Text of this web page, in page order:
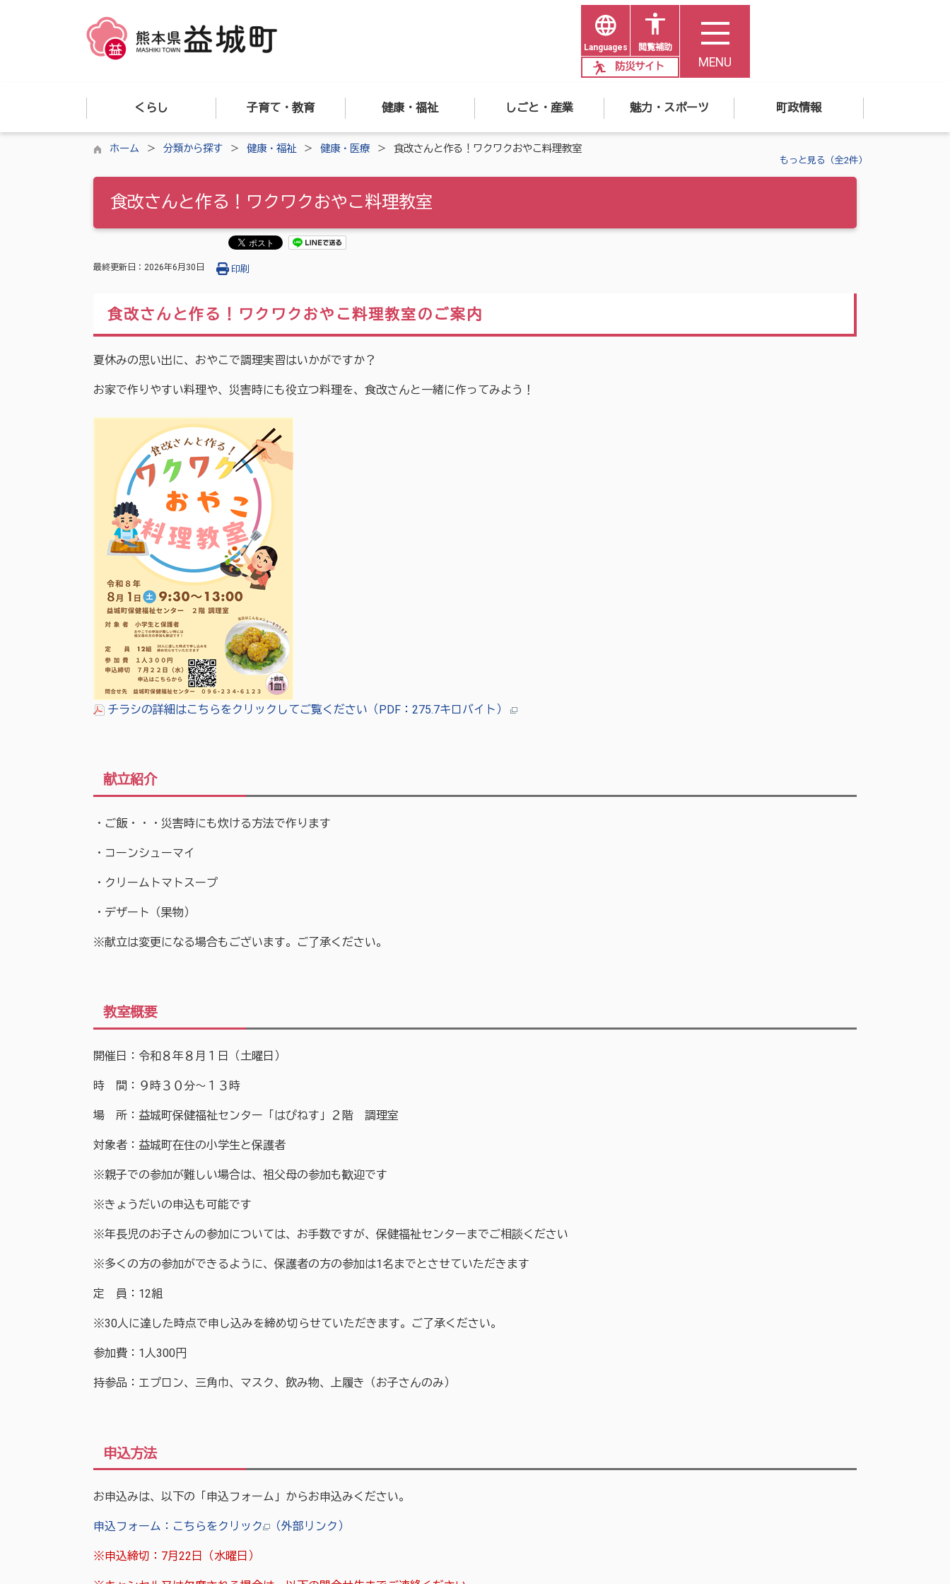
Languages 閲覧補助
防災サイト MENU
くらし 子育て・教育 健康・福祉 しごと・産業 魅力・スポーツ 町政情報
ホーム 分類から探す 健康・福祉 健康・医療 食改さんと作る！ワクワクおやこ料理教室
もっと見る（全2件）
食改さんと作る！ワクワクおやこ料理教室
最終更新日： 2026年6月30日 印刷
食改さんと作る！ワクワクおやこ料理教室のご案内
夏休みの思い出に、おやこで調理実習はいかがですか？
お家で作りやすい料理や、災害時にも役立つ料理を、食改さんと一緒に作ってみよう！
チラシの詳細はこちらをクリックしてご覧ください（PDF：275.7キロバイト）
献立紹介
・ご飯・・・災害時にも炊ける方法で作ります
・コーンシューマイ
・クリームトマトスープ
・デザート（果物）
※献立は変更になる場合もございます。ご了承ください。
教室概要
開催日：令和８年８月１日（土曜日）
時 間：９時３０分～１３時
場 所：益城町保健福祉センター「はぴねす」２階 調理室
対象者：益城町在住の小学生と保護者
※親子での参加が難しい場合は、祖父母の参加も歓迎です
※きょうだいの申込も可能です
※年長児のお子さんの参加については、お手数ですが、保健福祉センターまでご相談ください
※多くの方の参加ができるように、保護者の方の参加は1名までとさせていただきます
定 員：12組
※30人に達した時点で申し込みを締め切らせていただきます。ご了承ください。
参加費：1人300円
持参品：エプロン、三角巾、マスク、飲み物、上履き（お子さんのみ）
申込方法
お申込みは、以下の「申込フォーム」からお申込みください。
申込フォーム：こちらをクリック （外部リンク）
※申込締切：7月22日（水曜日）